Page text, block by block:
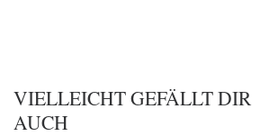
VIELLEICHT GEFÄLLT DIR
AUCH